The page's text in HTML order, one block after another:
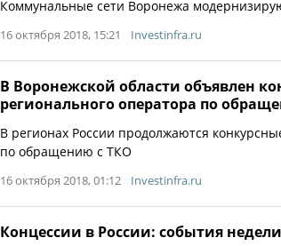
Коммунальные сети Воронежа
16 октября 2018, 15:21 Investinfra.ru
В Воронежской области объявлен
регионального оператора по
В регионах России продолжаются
по обращению с ТКО
16 октября 2018, 01:12 Investinfra.ru
Концессии в России: события недели